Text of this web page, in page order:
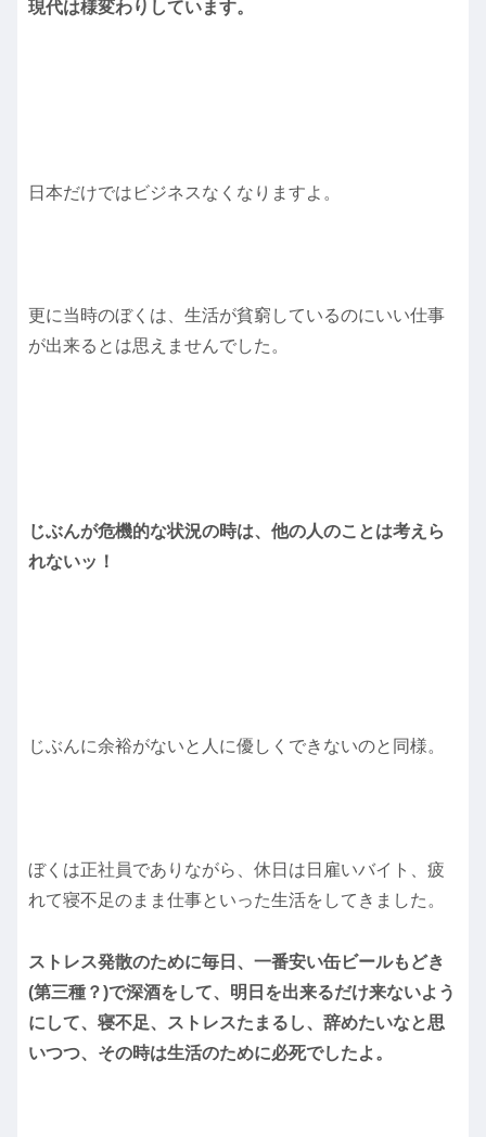
現代は様変わりしています。
日本だけではビジネスなくなりますよ。
更に当時のぼくは、生活が貧窮しているのにいい仕事
が出来るとは思えませんでした。
じぶんが危機的な状況の時は、他の人のことは考えら
れないッ！
じぶんに余裕がないと人に優しくできないのと同様。
ぼくは正社員でありながら、休日は日雇いバイト、疲
れて寝不足のまま仕事といった生活をしてきました。
ストレス発散のために毎日、一番安い缶ビールもどき
(第三種？)で深酒をして、明日を出来るだけ来ないよう
にして、寝不足、ストレスたまるし、辞めたいなと思
いつつ、その時は生活のために必死でしたよ。